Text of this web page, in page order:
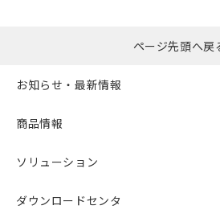
ページ先頭へ戻
お知らせ・最新情報
商品情報
ソリューション
ダウンロードセンタ